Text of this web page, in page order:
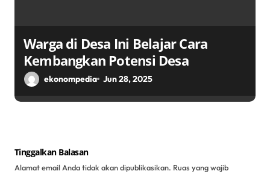
Warga di Desa Ini Belajar Cara
Kembangkan Potensi Desa
ekonompedia Jun 28, 2025
Tinggalkan Balasan
Alamat email Anda tidak akan dipublikasikan. Ruas yang wajib